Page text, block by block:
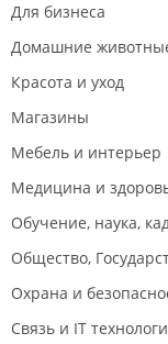
Для бизнеса
Домашние
Красота и уход
Магазины
Мебель и интерьер
Медицина и
Обучение, наука,
Общество,
Охрана и
Связь и IT